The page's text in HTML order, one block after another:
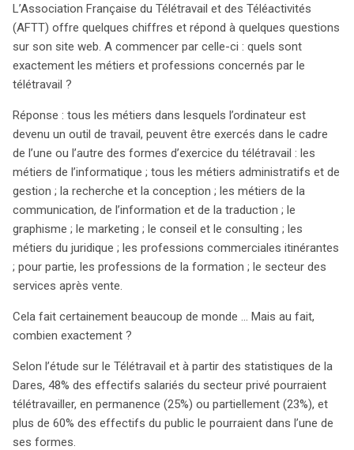
révèlent une réelle opportunité pour un développement
harmonieux de cette méthode de travail, nécessitant un
cadre juridique solide. En France, des initiatives
législatives ont été mises en place pour encadrer le
dans le contrat de travail. Ceci vise à garantir la
transparence des modalités de télétravail et à protéger
les droits des travailleurs. La création d’une présomption
d’accident du travail pour les télétravailleurs a également
été discutée, afin de clarifier la responsabilité en cas
d’incidents. En Belgique, la convention collective n° 85
réaffirme le caractère volontaire du télétravail tout en
établissant des principes clairs concernant les droits et
obligations des employeurs et des télétravailleurs. Cela
comprend des mesures de prévention, une obligation
équivalent aux autres travailleurs. En somme, le
télétravail représente un changement majeur dans
l’organisation professionnelle, nécessitant des
régulations adaptées pour favoriser un environnement
de travail équilibré et sécurisé.
L’Association Française du Télétravail et des Téléactivités
(AFTT) offre quelques chiffres et répond à quelques questions
sur son site web. A commencer par celle-ci : quels sont
exactement les métiers et professions concernés par le
télétravail ?
Réponse : tous les métiers dans lesquels l’ordinateur est
devenu un outil de travail, peuvent être exercés dans le cadre
de l’une ou l’autre des formes d’exercice du télétravail : les
métiers de l’informatique ; tous les métiers administratifs et de
gestion ; la recherche et la conception ; les métiers de la
communication, de l’information et de la traduction ; le
graphisme ; le marketing ; le conseil et le consulting ; les
métiers du juridique ; les professions commerciales itinérantes
; pour partie, les professions de la formation ; le secteur des
services après vente.
Cela fait certainement beaucoup de monde … Mais au fait,
combien exactement ?
Selon l’étude sur le Télétravail et à partir des statistiques de la
Dares, 48% des effectifs salariés du secteur privé pourraient
télétravailler, en permanence (25%) ou partiellement (23%), et
plus de 60% des effectifs du public le pourraient dans l’une de
ses formes.